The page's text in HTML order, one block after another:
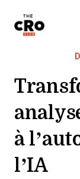
Skip to main
à
l’IA